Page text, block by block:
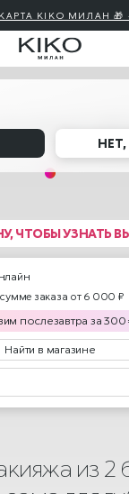
KIKO МИЛАН 🎁
ЧТОБЫ УЗНАТЬ
заказа от 6 000 ₽
послезавтра за300
Найти в магазине
из 2